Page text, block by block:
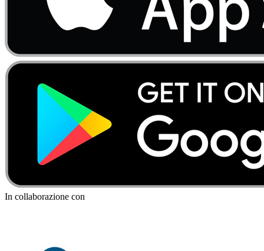
In collaborazione con